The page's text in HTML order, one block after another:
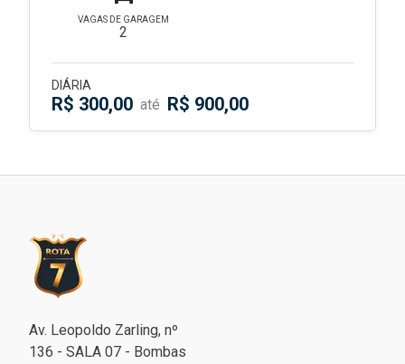
VAGAS DE GARAGEM
2
DIÁRIA
R$ 300,00 até R$ 900,00
Av. Leopoldo Zarling, nº
136 - SALA 07 - Bombas